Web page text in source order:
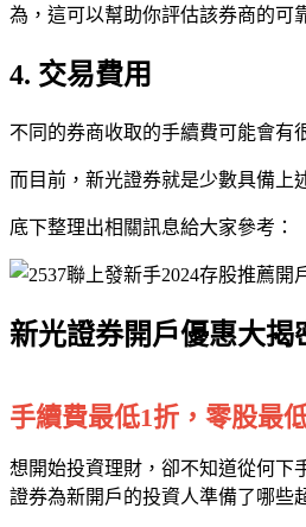
為，這可以幫助你評估該券商的可
4. 交易費用
不同的券商收取的手續費可能會有
而目前，新光證券就是少數具備上
底下整理出相關訊息給大家參考：
新光證券開戶優惠大揭
手續費最低1折，零股最
想開始投資理財，卻不知道從何下
證券為新開戶的投資人準備了哪些